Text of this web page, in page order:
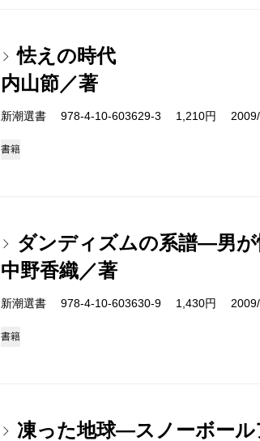
怯えの時代
内山節／著
新潮選書 978-4-10-603629-3 1,210円 2009/
書籍
ダンディズムの系譜―男
中野香織／著
新潮選書 978-4-10-603630-9 1,430円 2009/
書籍
凍った地球―スノーボー